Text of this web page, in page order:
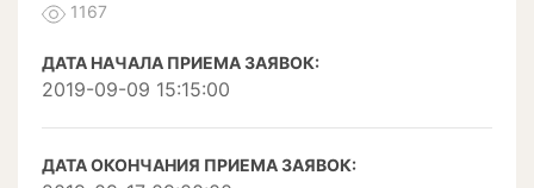
1167
ДАТА НАЧАЛА ПРИЕМА ЗАЯВОК:
2019-09-09 15:15:00
ДАТА ОКОНЧАНИЯ ПРИЕМА ЗАЯВОК: